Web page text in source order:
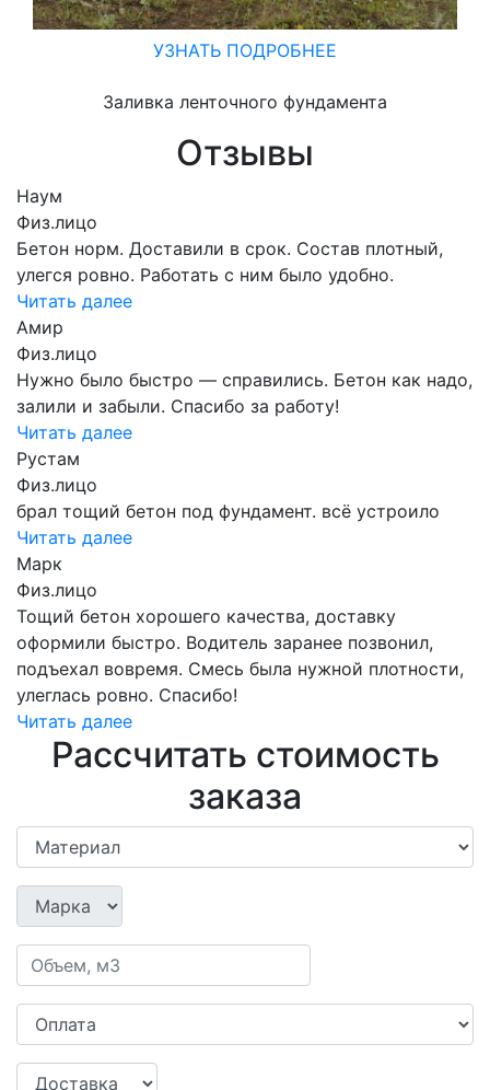
УЗНАТЬ ПОДРОБНЕЕ
Заливка ленточного фундамента
Отзывы
Наум
Физ.лицо
Бетон норм. Доставили в срок. Состав плотный,
улегся ровно. Работать с ним было удобно.
Читать далее
Амир
Физ.лицо
Нужно было быстро — справились. Бетон как надо,
залили и забыли. Спасибо за работу!
Читать далее
Рустам
Физ.лицо
брал тощий бетон под фундамент. всё устроило
Читать далее
Марк
Физ.лицо
Тощий бетон хорошего качества, доставку
оформили быстро. Водитель заранее позвонил,
подъехал вовремя. Смесь была нужной плотности,
улеглась ровно. Спасибо!
Читать далее
Рассчитать стоимость
заказа